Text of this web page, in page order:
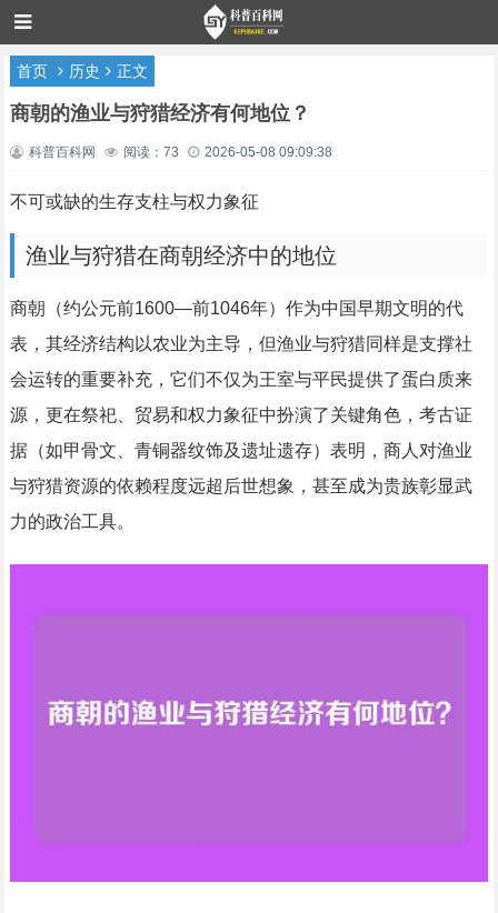
首页 历史 正文
商朝的渔业与狩猎经济有何地位？
科普百科网 阅读：73 2026-05-08 09:09:38
不可或缺的生存支柱与权力象征
渔业与狩猎在商朝经济中的地位
商朝（约公元前1600—前1046年）作为中国早期文明的代
表，其经济结构以农业为主导，但渔业与狩猎同样是支撑社
会运转的重要补充，它们不仅为王室与平民提供了蛋白质来
源，更在祭祀、贸易和权力象征中扮演了关键角色，考古证
据（如甲骨文、青铜器纹饰及遗址遗存）表明，商人对渔业
与狩猎资源的依赖程度远超后世想象，甚至成为贵族彰显武
力的政治工具。